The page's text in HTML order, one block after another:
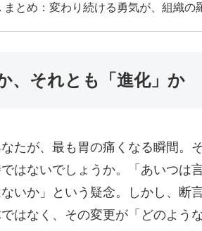
まとめ：変わり続ける勇気が、組織の
、それとも「進化」か
たが、最も胃の痛くなる瞬間
はないでしょうか。「あいつ
いか」という疑念。しかし、
はなく、その変更が「どのよう